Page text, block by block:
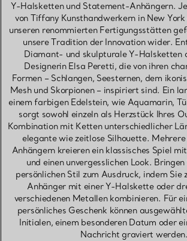
Y-Halsketten und Statement-Anhängern.
von Tiffany Kunsthandwerkern in New
unseren renommierten Fertigungsstätten
unsere Tradition der Innovation wider.
Diamant- und skulpturale Y-Halsketten
Designerin Elsa Peretti, die von ihren
Formen – Schlangen, Seesternen, dem
Mesh und Skorpionen – inspiriert sind. Ein
einem farbigen Edelstein, wie Aquamarin,
sorgt sowohl einzeln als Herzstück Ihres
Kombination mit Ketten unterschiedlicher
elegante wie zeitlose Silhouette.
Anhängern kreieren ein klassisches Spiel
und einen unvergesslichen Look.
persönlichen Stil zum Ausdruck, indem Sie
Anhänger mit einer Y-Halskette oder
verschiedenen Metallen kombinieren. Für
persönliches Geschenk können
Initialen, einem besonderen Datum oder
Nachricht graviert werden.